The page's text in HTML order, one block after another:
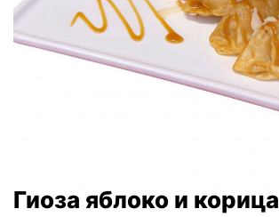
Гиоза яблоко и корица